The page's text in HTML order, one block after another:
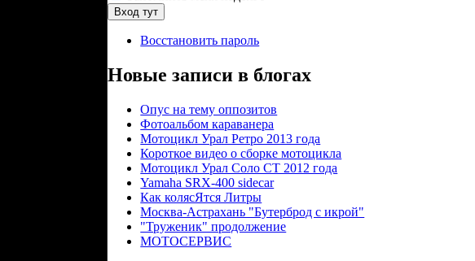
Восстановить пароль
Новые записи в блогах
Опус на тему оппозитов
Фотоальбом караванера
Мотоцикл Урал Ретро 2013 года
Короткое видео о сборке мотоцикла
Мотоцикл Урал Соло СТ 2012 года
Yamaha SRX-400 sidecar
Как колясЯтся Литры
Москва-Астрахань "Бутерброд с икрой"
"Труженик" продолжение
МОТОСЕРВИС